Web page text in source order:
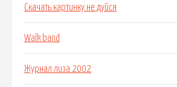
Скачать картинку не дуйся
Walk band
Журнал лиза 2002